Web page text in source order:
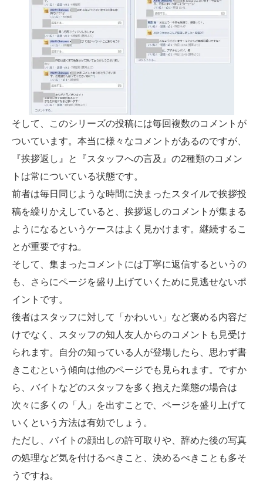
そして、このシリーズの投稿には毎回複数のコメントが
ついています。本当に様々なコメントがあるのですが、
『挨拶返し』と『スタッフへの言及』の2種類のコメン
トは常についている状態です。
前者は毎日同じような時間に決まったスタイルで挨拶投
稿を繰りかえしていると、挨拶返しのコメントが集まる
ようになるというケースはよく見かけます。継続するこ
とが重要ですね。
そして、集まったコメントには丁寧に返信するというの
も、さらにページを盛り上げていくために見逃せないポ
イントです。
後者はスタッフに対して「かわいい」など褒める内容だ
けでなく、スタッフの知人友人からのコメントも見受け
られます。自分の知っている人が登場したら、思わず書
きこむという傾向は他のページでも見られます。ですか
ら、バイトなどのスタッフを多く抱えた業態の場合は
次々に多くの「人」を出すことで、ページを盛り上げて
いくという方法は有効でしょう。
ただし、バイトの顔出しの許可取りや、辞めた後の写真
の処理など気を付けるべきこと、決めるべきことも多そ
うですね。